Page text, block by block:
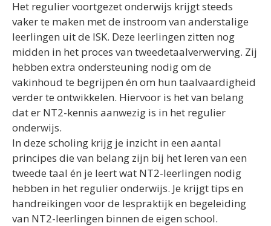
Het regulier voortgezet onderwijs krijgt steeds
vaker te maken met de instroom van anderstalige
leerlingen uit de ISK. Deze leerlingen zitten nog
midden in het proces van tweedetaalverwerving. Zij
hebben extra ondersteuning nodig om de
vakinhoud te begrijpen én om hun taalvaardigheid
verder te ontwikkelen. Hiervoor is het van belang
dat er NT2-kennis aanwezig is in het regulier
onderwijs.
In deze scholing krijg je inzicht in een aantal
principes die van belang zijn bij het leren van een
tweede taal én je leert wat NT2-leerlingen nodig
hebben in het regulier onderwijs. Je krijgt tips en
handreikingen voor de lespraktijk en begeleiding
van NT2-leerlingen binnen de eigen school.